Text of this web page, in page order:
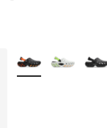
Weitere Farben